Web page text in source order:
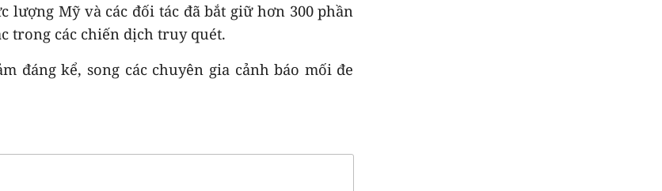
Mỹ và các đối tác đã bắt giữ hơn 300 phần
trong các chiến dịch truy quét.
đáng kể, song các chuyên gia cảnh báo mối đe